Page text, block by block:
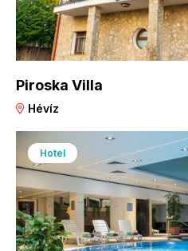
Piroska Villa
Hévíz
Hotel